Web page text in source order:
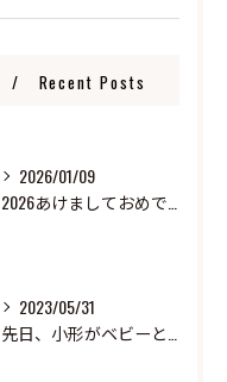
Recent Posts
2026/01/09
2023/05/31